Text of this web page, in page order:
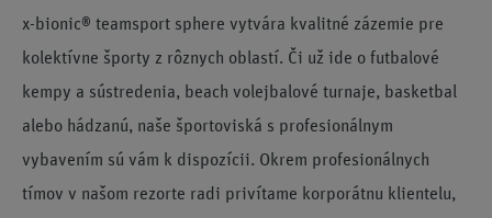
x-bionic® teamsport sphere vytvára kvalitné zázemie pre
kolektívne športy z rôznych oblastí. Či už ide o futbalové
kempy a sústredenia, beach volejbalové turnaje, basketbal
alebo hádzanú, naše športoviská s profesionálnym
vybavením sú vám k dispozícii. Okrem profesionálnych
tímov v našom rezorte radi privítame korporátnu klientelu,